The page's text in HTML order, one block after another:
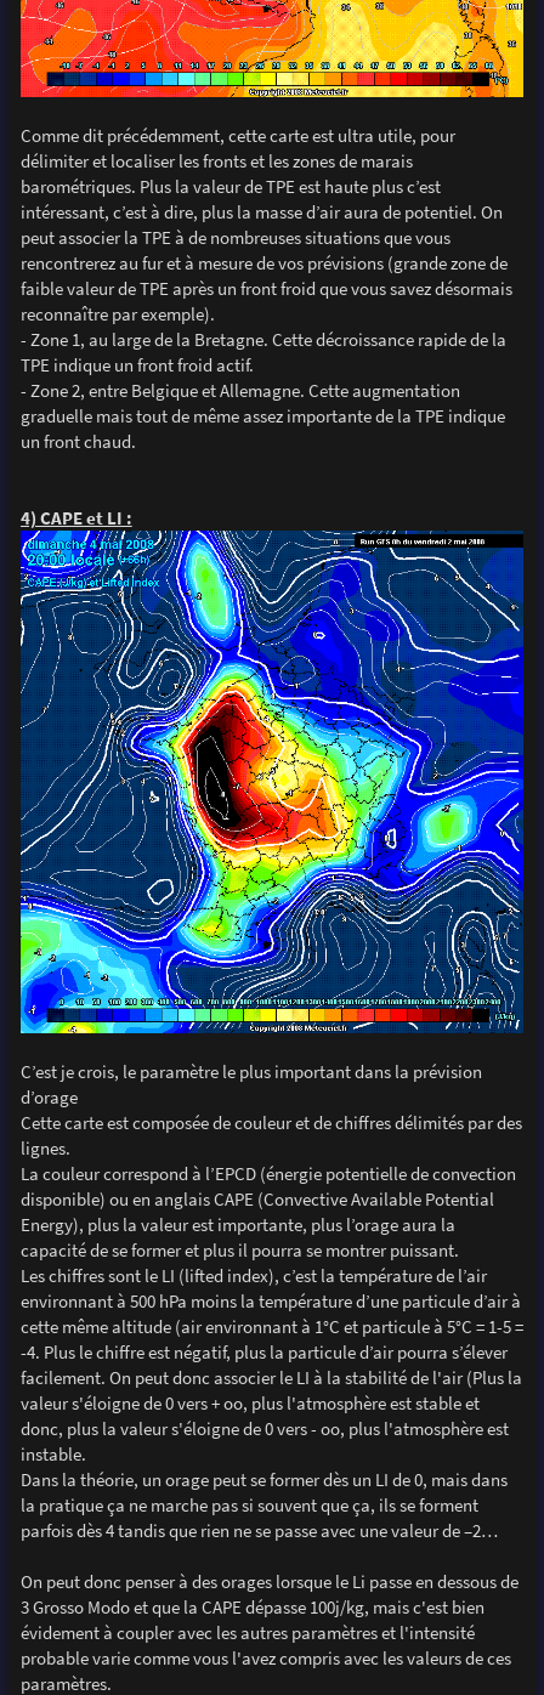
Comme dit précédemment, cette carte est ultra utile, pour
délimiter et localiser les fronts et les zones de marais
barométriques. Plus la valeur de TPE est haute plus c’est
intéressant, c’est à dire, plus la masse d’air aura de potentiel. On
peut associer la TPE à de nombreuses situations que vous
rencontrerez au fur et à mesure de vos prévisions (grande zone de
faible valeur de TPE après un front froid que vous savez désormais
reconnaître par exemple).
- Zone 1, au large de la Bretagne. Cette décroissance rapide de la
TPE indique un front froid actif.
- Zone 2, entre Belgique et Allemagne. Cette augmentation
graduelle mais tout de même assez importante de la TPE indique
un front chaud.
4) CAPE et LI :
C’est je crois, le paramètre le plus important dans la prévision
d’orage
Cette carte est composée de couleur et de chiffres délimités par des
lignes.
La couleur correspond à l’EPCD (énergie potentielle de convection
disponible) ou en anglais CAPE (Convective Available Potential
Energy), plus la valeur est importante, plus l’orage aura la
capacité de se former et plus il pourra se montrer puissant.
Les chiffres sont le LI (lifted index), c’est la température de l’air
environnant à 500 hPa moins la température d’une particule d’air à
cette même altitude (air environnant à 1°C et particule à 5°C = 1-5 =
-4. Plus le chiffre est négatif, plus la particule d’air pourra s’élever
facilement. On peut donc associer le LI à la stabilité de l'air (Plus la
valeur s'éloigne de 0 vers + oo, plus l'atmosphère est stable et
donc, plus la valeur s'éloigne de 0 vers - oo, plus l'atmosphère est
instable.
Dans la théorie, un orage peut se former dès un LI de 0, mais dans
la pratique ça ne marche pas si souvent que ça, ils se forment
parfois dès 4 tandis que rien ne se passe avec une valeur de –2…
On peut donc penser à des orages lorsque le Li passe en dessous de
3 Grosso Modo et que la CAPE dépasse 100j/kg, mais c'est bien
évidement à coupler avec les autres paramètres et l'intensité
probable varie comme vous l'avez compris avec les valeurs de ces
paramètres.